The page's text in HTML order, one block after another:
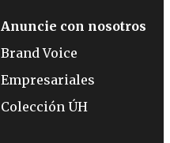
Anuncie con nosotros
Brand Voice
Empresariales
Colección ÚH